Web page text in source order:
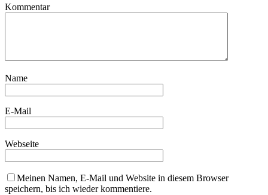
Kommentar
Name
E-Mail
Webseite
Meinen Namen, E-Mail und Website in diesem Browser
speichern, bis ich wieder kommentiere.